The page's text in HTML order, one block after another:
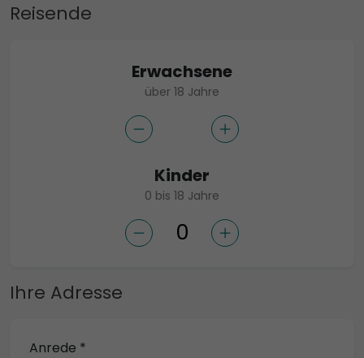
Reisende
Erwachsene
über 18 Jahre
Kinder
0 bis 18 Jahre
Ihre Adresse
Anrede *